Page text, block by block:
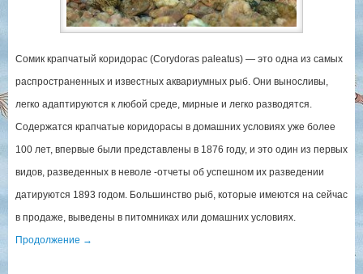
Сомик крапчатый коридорас (Corydoras paleatus) — это одна из самых
распространенных и известных аквариумных рыб. Они выносливы,
легко адаптируются к любой среде, мирные и легко разводятся.
Содержатся крапчатые коридорасы в домашних условиях уже более
100 лет, впервые были представлены в 1876 году, и это один из первых
видов, разведенных в неволе -отчеты об успешном их разведении
датируются 1893 годом. Большинство рыб, которые имеются на сейчас
в продаже, выведены в питомниках или домашних условиях.
Продолжение →